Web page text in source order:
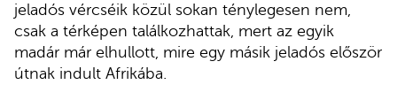
jeladós vércséik közül sokan ténylegesen nem,
csak a térképen találkozhattak, mert az egyik
madár már elhullott, mire egy másik jeladós először
útnak indult Afrikába.